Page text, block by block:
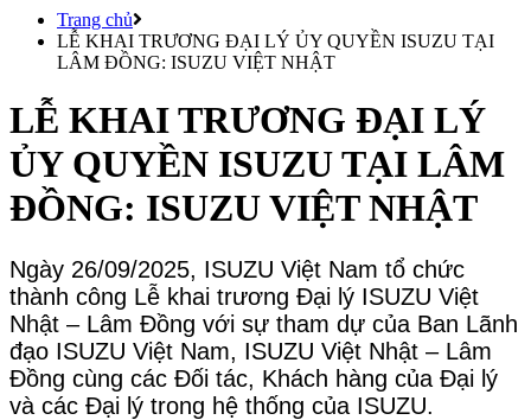
Trang chủ
LỄ KHAI TRƯƠNG ĐẠI LÝ ỦY QUYỀN ISUZU TẠI
LÂM ĐỒNG: ISUZU VIỆT NHẬT
LỄ KHAI TRƯƠNG ĐẠI LÝ
ỦY QUYỀN ISUZU TẠI LÂM
ĐỒNG: ISUZU VIỆT NHẬT
Ngày 26/09/2025, ISUZU Việt Nam tổ chức
thành công Lễ khai trương Đại lý ISUZU Việt
Nhật – Lâm Đồng với sự tham dự của Ban Lãnh
đạo ISUZU Việt Nam, ISUZU Việt Nhật – Lâm
Đồng cùng các Đối tác, Khách hàng của Đại lý
và các Đại lý trong hệ thống của ISUZU.